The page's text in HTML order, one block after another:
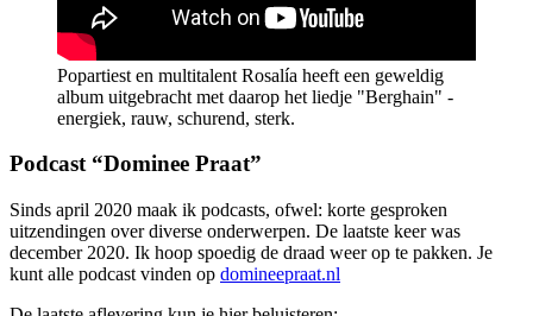
Popartiest en multitalent Rosalía heeft een geweldig
album uitgebracht met daarop het liedje "Berghain" -
energiek, rauw, schurend, sterk.
Podcast “Dominee Praat”
Sinds april 2020 maak ik podcasts, ofwel: korte gesproken
uitzendingen over diverse onderwerpen. De laatste keer was
december 2020. Ik hoop spoedig de draad weer op te pakken. Je
kunt alle podcast vinden op domineepraat.nl